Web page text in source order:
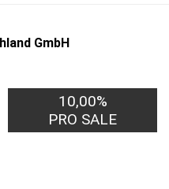
GmbH
10,00%
PRO SALE